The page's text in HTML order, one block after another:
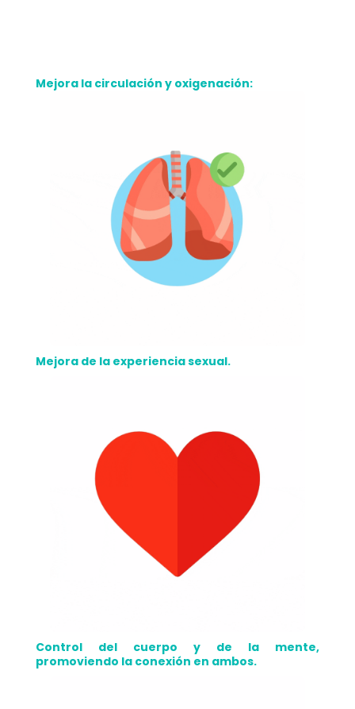
Mejora la circulación y oxigenación:
Mejora de la experiencia sexual.
Control del cuerpo y de la mente,
promoviendo la conexión en ambos.